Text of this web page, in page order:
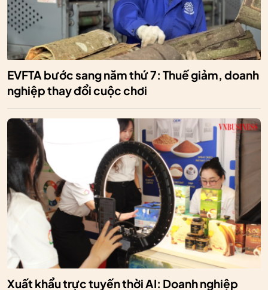
EVFTA bước sang năm thứ 7: Thuế giảm, doanh
nghiệp thay đổi cuộc chơi
Xuất khẩu trực tuyến thời AI: Doanh nghiệp